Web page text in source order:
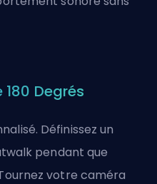
180 Degrés
Définissez un
pendant que
votre caméra